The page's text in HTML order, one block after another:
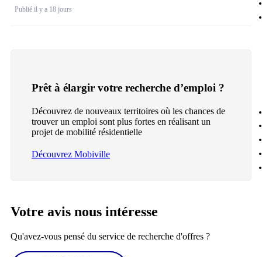
Publié il y a 18 jours
Prêt à élargir votre recherche d’emploi ?
Découvrez de nouveaux territoires où les chances de
trouver un emploi sont plus fortes en réalisant un
projet de mobilité résidentielle
Découvrez Mobiville
Votre avis nous intéresse
Qu'avez-vous pensé du service de recherche d'offres ?